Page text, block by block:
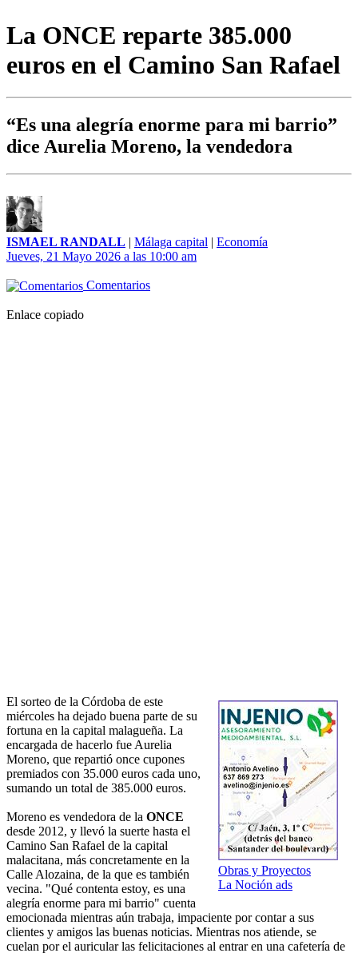
La ONCE reparte 385.000
euros en el Camino San Rafael
“Es una alegría enorme para mi barrio”
dice Aurelia Moreno, la vendedora
ISMAEL RANDALL | Málaga capital | Economía
Jueves, 21 Mayo 2026 a las 10:00 am
Comentarios
Enlace copiado
Obras y Proyectos
La Noción ads
El sorteo de la Córdoba de este
miércoles ha dejado buena parte de su
fortuna en la capital malagueña. La
encargada de hacerlo fue Aurelia
Moreno, que repartió once cupones
premiados con 35.000 euros cada uno,
sumando un total de 385.000 euros.
Moreno es vendedora de la ONCE
desde 2012, y llevó la suerte hasta el
Camino San Rafael de la capital
malacitana, más concretamente en la
Calle Alozaina, de la que es también
vecina. "Qué contenta estoy, es una
alegría enorme para mi barrio" cuenta
emocionada mientras aún trabaja, impaciente por contar a sus
clientes y amigos las buenas noticias. Mientras nos atiende, se
cuelan por el auricular las felicitaciones al entrar en una cafetería de